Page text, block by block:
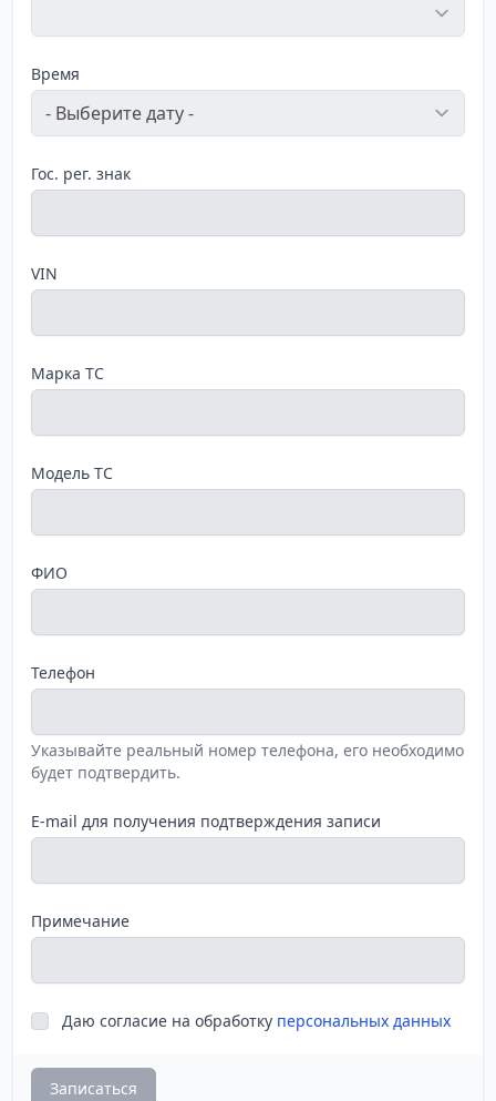
Время
Гос. рег. знак
VIN
Марка ТС
Модель ТС
ФИО
Телефон
Указывайте реальный номер телефона, его необходимо
будет подтвердить.
E-mail для получения подтверждения записи
Примечание
Даю согласие на обработку персональных данных
Записаться